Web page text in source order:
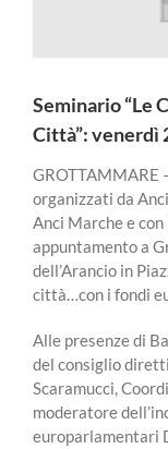
Seminario “Le
Città”: venerdì
GROTTAMMARE
organizzati da
Anci Marche e
appuntamento a
dell’Arancio in
città…con i fondi
Alle presenze di
del consiglio
Scaramucci,
moderatore
europarlamentari